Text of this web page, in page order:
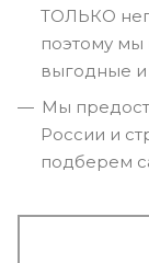
ТОЛЬКО
поэтому
выгодные и
Мы
России и
подберем